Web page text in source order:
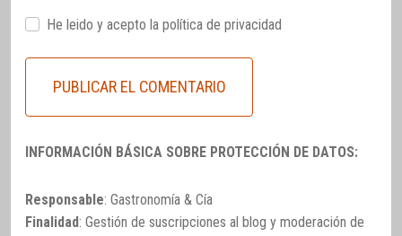
He leido y acepto la política de privacidad
INFORMACIÓN BÁSICA SOBRE PROTECCIÓN DE DATOS:
Responsable: Gastronomía & Cía
Finalidad: Gestión de suscripciones al blog y moderación de